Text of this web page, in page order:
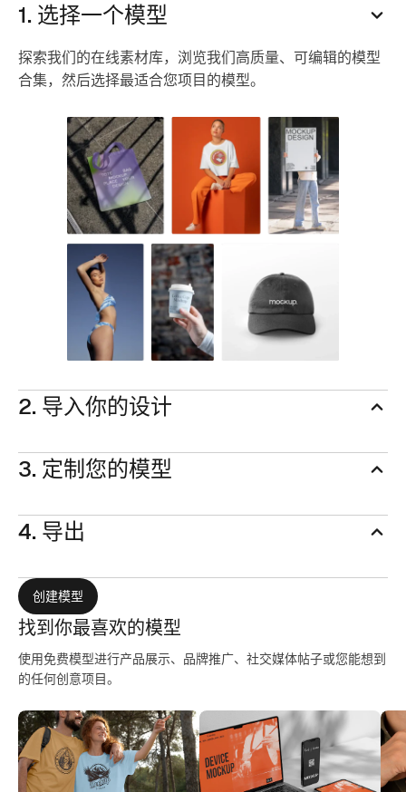
1. 选择一个模型
探索我们的在线素材库，浏览我们高质量、可编辑的模型
合集，然后选择最适合您项目的模型。
2. 导入你的设计
3. 定制您的模型
4. 导出
创建模型
找到你最喜欢的模型
使用免费模型进行产品展示、品牌推广、社交媒体帖子或您能想到
的任何创意项目。